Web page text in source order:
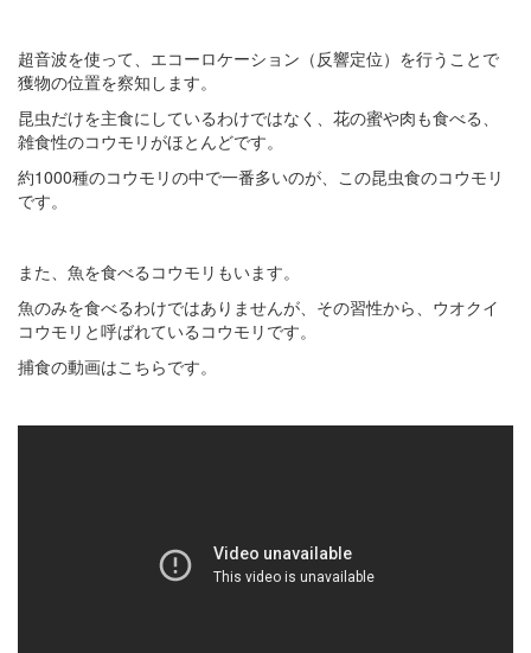
超音波を使って、エコーロケーション（反響定位）を行うことで
獲物の位置を察知します。
昆虫だけを主食にしているわけではなく、花の蜜や肉も食べる、
雑食性のコウモリがほとんどです。
約1000種のコウモリの中で一番多いのが、この昆虫食のコウモリ
です。
また、魚を食べるコウモリもいます。
魚のみを食べるわけではありませんが、その習性から、ウオクイ
コウモリと呼ばれているコウモリです。
捕食の動画はこちらです。